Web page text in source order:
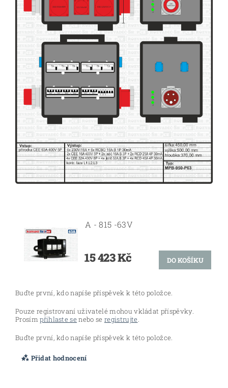
A - 815 -63V
15 423 Kč
Buďte první, kdo napíše příspěvek k této položce.
Pouze registrovaní uživatelé mohou vkládat příspěvky.
Prosímpřihlaste se nebo se registrujte.
Buďte první, kdo napíše příspěvek k této položce.
Přidat hodnocení